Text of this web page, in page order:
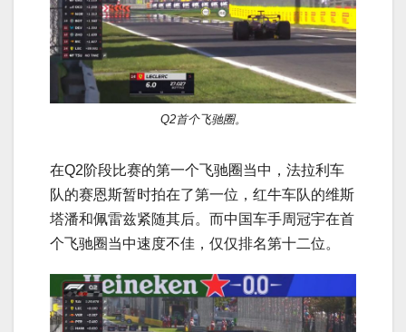
Q2首个飞驰圈。
在Q2阶段比赛的第一个飞驰圈当中，法拉利车
队的赛恩斯暂时拍在了第一位，红牛车队的维斯
塔潘和佩雷兹紧随其后。而中国车手周冠宇在首
个飞驰圈当中速度不佳，仅仅排名第十二位。